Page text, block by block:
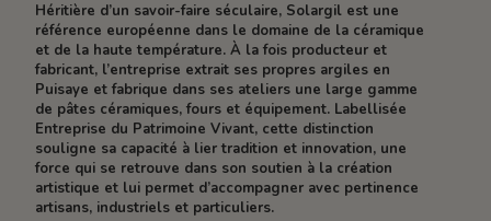
Héritière d’un savoir-faire séculaire, Solargil est une
référence européenne dans le domaine de la céramique
et de la haute température. À la fois producteur et
fabricant, l’entreprise extrait ses propres argiles en
Puisaye et fabrique dans ses ateliers une large gamme
de pâtes céramiques, fours et équipement. Labellisée
Entreprise du Patrimoine Vivant, cette distinction
souligne sa capacité à lier tradition et innovation, une
force qui se retrouve dans son soutien à la création
artistique et lui permet d’accompagner avec pertinence
artisans, industriels et particuliers.